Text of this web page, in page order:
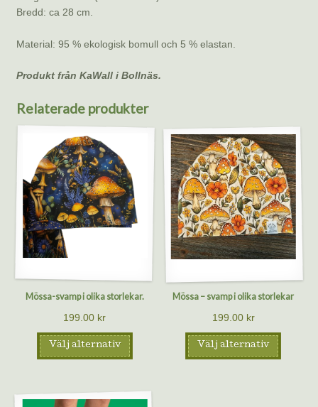
Bredd: ca 28 cm.
Material: 95 % ekologisk bomull och 5 % elastan.
Produkt från KaWall i Bollnäs.
Relaterade produkter
Mössa-svamp i olika storlekar.
199.00 kr
Välj alternativ
Mössa – svamp i olika storlekar
199.00 kr
Välj alternativ